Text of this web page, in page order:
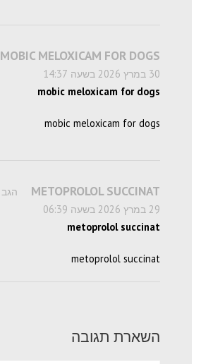
MOBIC MELOXICAM FOR DOGS
30 במרץ 2026 בשעה 14:37
mobic meloxicam for dogs
mobic meloxicam for dogs
METOPROLOL SUCCINAT
הגב
29 במרץ 2026 בשעה 06:39
metoprolol succinat
metoprolol succinat
השארת תגובה